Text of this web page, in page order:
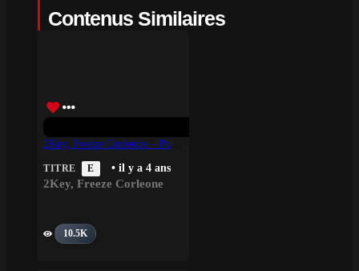
Contenus Similaires
TITRE E • il y a 4 ans
2Key, Freeze Corleone
10.5K